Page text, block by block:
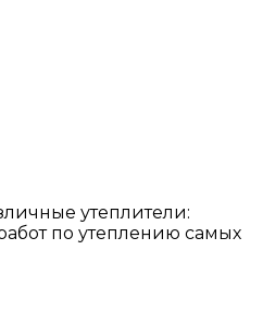
утеплители:
по утеплению самых